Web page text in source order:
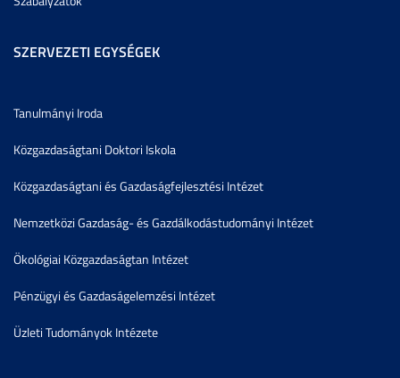
SZERVEZETI EGYSÉGEK
Tanulmányi Iroda
Közgazdaságtani Doktori Iskola
Közgazdaságtani és Gazdaságfejlesztési Intézet
Nemzetközi Gazdaság- és Gazdálkodástudományi Intézet
Ökológiai Közgazdaságtan Intézet
Pénzügyi és Gazdaságelemzési Intézet
Üzleti Tudományok Intézete